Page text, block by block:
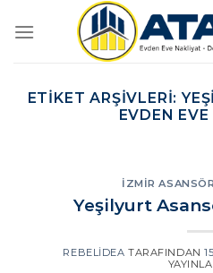
atla
ETIKET ARŞIVLERI:
EVDEN
İZMIR
Yeşilyurt
REBELIDEA TARAFINDAN